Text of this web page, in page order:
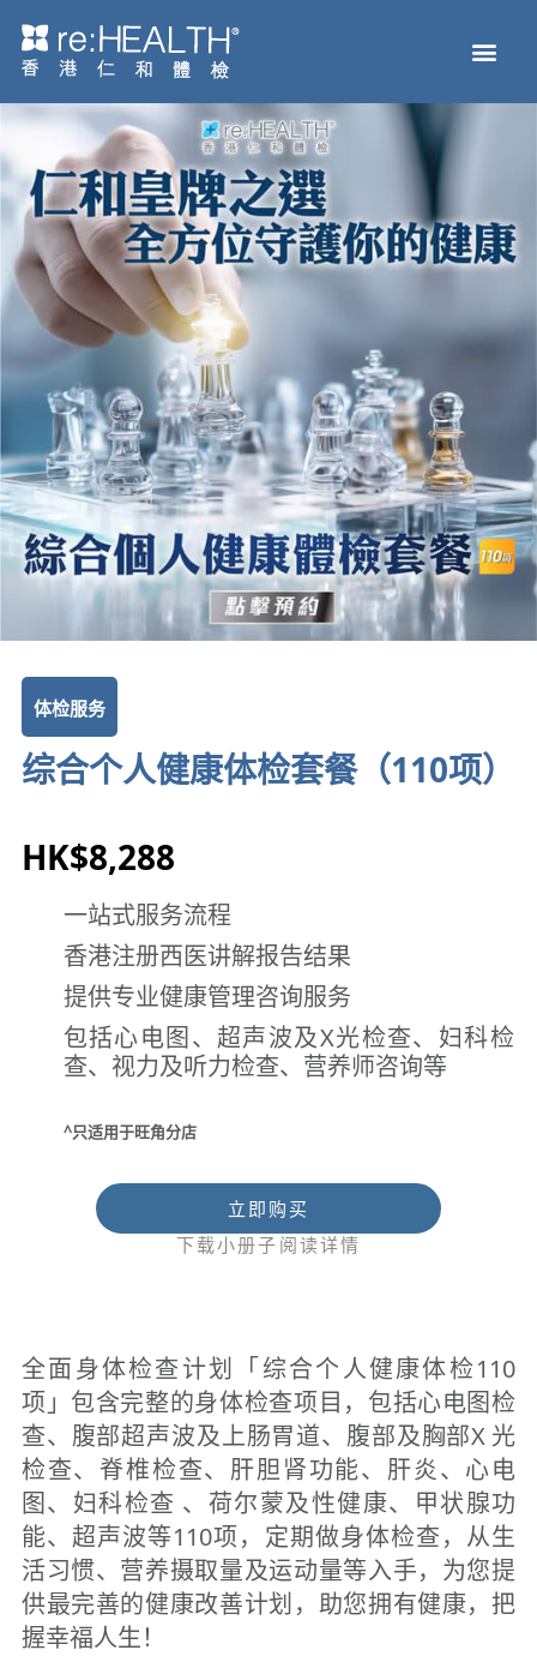
体检服务
综合个人健康体检套餐（110项）
HK$8,288
一站式服务流程
香港注册西医讲解报告结果
提供专业健康管理咨询服务
包括心电图、超声波及X光检查、妇科检
查、视力及听力检查、营养师咨询等
^只适用于旺角分店
立即购买
下载小册子阅读详情
全面身体检查计划「综合个人健康体检110
项」包含完整的身体检查项目，包括心电图检
查、腹部超声波及上肠胃道、腹部及胸部X 光
检查、脊椎检查、肝胆肾功能、肝炎、心电
图、妇科检查 、荷尔蒙及性健康、甲状腺功
能、超声波等110项，定期做身体检查，从生
活习惯、营养摄取量及运动量等入手，为您提
供最完善的健康改善计划，助您拥有健康，把
握幸福人生！